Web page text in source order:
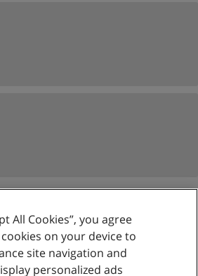
Reglas de uso
Privacidad de datos
All Cookies”, you agree
on your device to
site navigation and
personalized ads